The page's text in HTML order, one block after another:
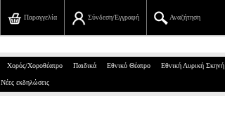
Αναζήτηση
Σύνδεση/Εγγραφή
Παραγγελία
Πανεπιστημίου 39, Αθήνα
Χορός/Χοροθέατρο Παιδικά Εθνικό Θέατρο Εθνική Λυρική Σκηνή
Νέες εκδηλώσεις